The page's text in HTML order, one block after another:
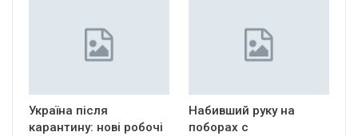
Україна після
карантину: нові робочі
Набивший руку на
поборах с